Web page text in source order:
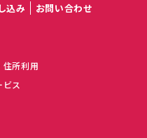
込み お問い合わせ
住所利用
ス